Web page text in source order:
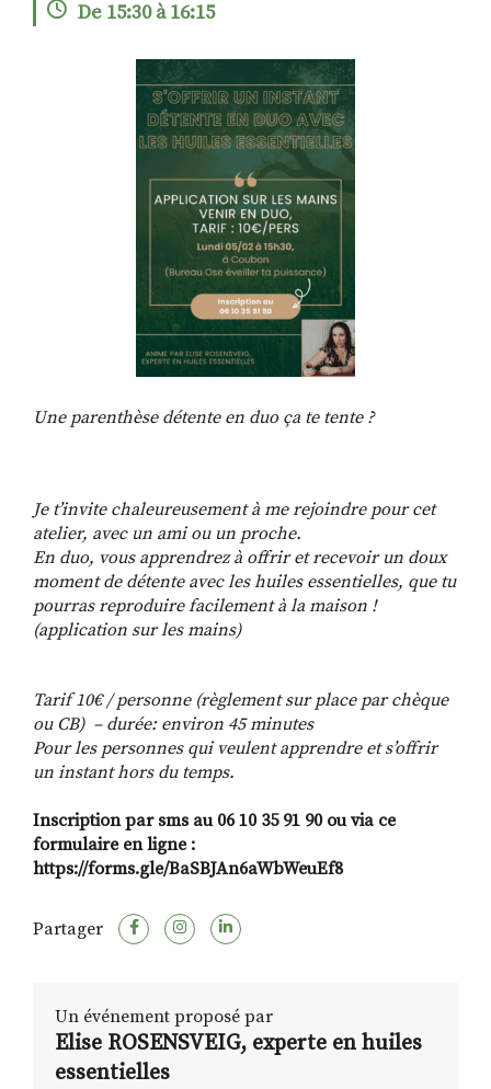
FACEBOOK
De 15:30 à 16:15
Une parenthèse détente en duo ça te tente ?
Je t’invite chaleureusement à me rejoindre pour cet
atelier, avec un ami ou un proche.
En duo, vous apprendrez à offrir et recevoir un doux
moment de détente avec les huiles essentielles, que tu
pourras reproduire facilement à la maison !
(application sur les mains)
Tarif 10€ / personne (règlement sur place par chèque
ou CB) – durée: environ 45 minutes
Pour les personnes qui veulent apprendre et s’offrir
un instant hors du temps.
Inscription par sms au 06 10 35 91 90 ou via ce
formulaire en ligne :
https://forms.gle/BaSBJAn6aWbWeuEf8
Partager
Un événement proposé par
Elise ROSENSVEIG, experte en huiles
essentielles